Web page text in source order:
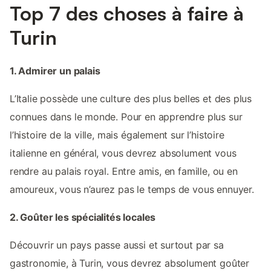
Top 7 des choses à faire à
Turin
1. Admirer un palais
L’Italie possède une culture des plus belles et des plus
connues dans le monde. Pour en apprendre plus sur
l’histoire de la ville, mais également sur l’histoire
italienne en général, vous devrez absolument vous
rendre au palais royal. Entre amis, en famille, ou en
amoureux, vous n’aurez pas le temps de vous ennuyer.
2. Goûter les spécialités locales
Découvrir un pays passe aussi et surtout par sa
gastronomie, à Turin, vous devrez absolument goûter